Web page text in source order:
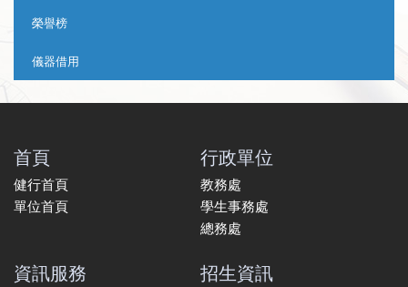
榮譽榜
儀器借用
首頁
健行首頁
單位首頁
行政單位
教務處
學生事務處
總務處
資訊服務 招生資訊